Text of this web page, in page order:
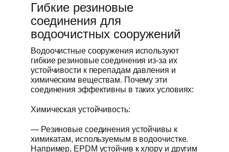
Гибкие резиновые
соединения для
водоочистных сооружений
Водоочистные сооружения используют
гибкие резиновые соединения из-за их
устойчивости к перепадам давления и
химическим веществам. Почему эти
соединения эффективны в таких условиях:
Химическая устойчивость:
— Резиновые соединения устойчивы к
химикатам, используемым в водоочистке.
Например, EPDM устойчив к хлору и другим